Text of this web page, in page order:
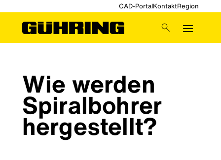
CAD-PortalKontaktRegion
Wie werden
Spiralbohrer
hergestellt?